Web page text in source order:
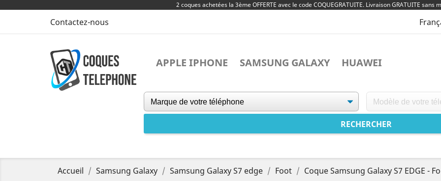
2 coques achetées la 3ème OFFERTE avec le code COQUEGRATUITE. Livraison GRATUITE sans
Contactez-nous
APPLE IPHONE SAMSUNG GALAXY HUAWEI
Accueil Samsung Galaxy Samsung Galaxy S7 edge Foot Coque Samsung Galaxy S7 EDGE -